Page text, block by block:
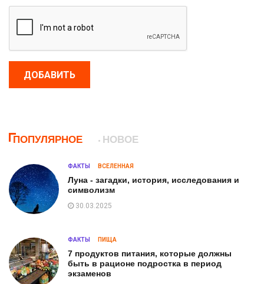
ДОБАВИТЬ
ПОПУЛЯРНОЕ НОВОЕ
ФАКТЫ ВСЕЛЕННАЯ
Луна - загадки, история, исследования и
символизм
30.03.2025
ФАКТЫ ПИЩА
7 продуктов питания, которые должны
быть в рационе подростка в период
экзаменов